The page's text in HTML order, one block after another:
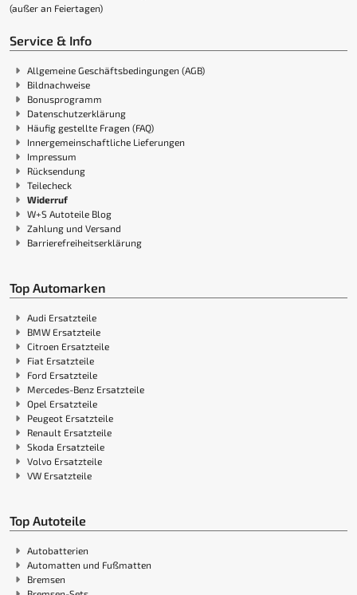
(außer an Feiertagen)
Service & Info
Allgemeine Geschäftsbedingungen (AGB)
Bildnachweise
Bonusprogramm
Datenschutzerklärung
Häufig gestellte Fragen (FAQ)
Innergemeinschaftliche Lieferungen
Impressum
Rücksendung
Teilecheck
Widerruf
W+S Autoteile Blog
Zahlung und Versand
Barrierefreiheitserklärung
Top Automarken
Audi Ersatzteile
BMW Ersatzteile
Citroen Ersatzteile
Fiat Ersatzteile
Ford Ersatzteile
Mercedes-Benz Ersatzteile
Opel Ersatzteile
Peugeot Ersatzteile
Renault Ersatzteile
Skoda Ersatzteile
Volvo Ersatzteile
VW Ersatzteile
Top Autoteile
Autobatterien
Automatten und Fußmatten
Bremsen